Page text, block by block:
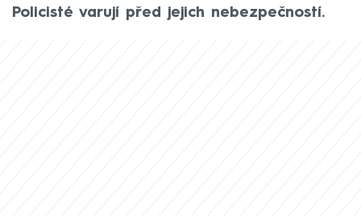
Policisté varují před jejich nebezpečností.